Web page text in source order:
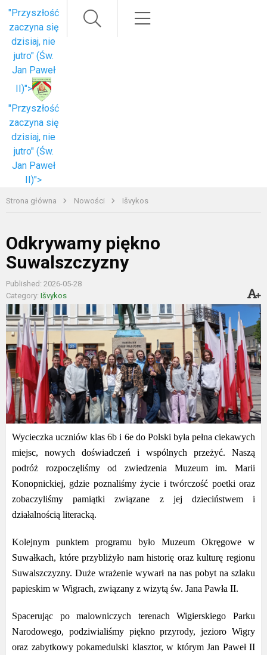
"Przyszłość
zaczyna się
dzisiaj, nie
jutro" (Św.
Jan Paweł
II)">
"Przyszłość
zaczyna się
dzisiaj, nie
jutro" (Św.
Jan Paweł
II)">
Strona główna Nowości Išvykos
Odkrywamy piękno
Suwalszczyzny
Published: 2026-05-28
Category: Išvykos
Wycieczka uczniów klas 6b i 6e do Polski była pełna ciekawych
miejsc, nowych doświadczeń i wspólnych przeżyć. Naszą
podróż rozpoczęliśmy od zwiedzenia Muzeum im. Marii
Konopnickiej, gdzie poznaliśmy życie i twórczość poetki oraz
zobaczyliśmy pamiątki związane z jej dzieciństwem i
działalnością literacką.
Kolejnym punktem programu było Muzeum Okręgowe w
Suwałkach, które przybliżyło nam historię oraz kulturę regionu
Suwalszczyzny. Duże wrażenie wywarł na nas pobyt na szlaku
papieskim w Wigrach, związany z wizytą św. Jana Pawła II.
Spacerując po malowniczych terenach Wigierskiego Parku
Narodowego, podziwialiśmy piękno przyrody, jezioro Wigry
oraz zabytkowy pokamedulski klasztor, w którym Jan Paweł II